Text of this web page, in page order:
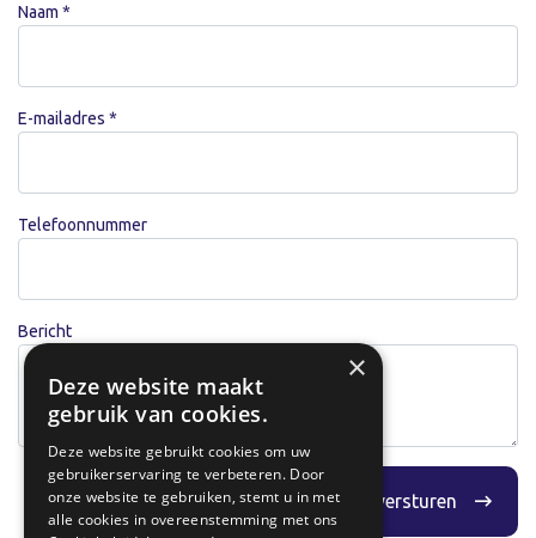
Naam *
E-mailadres *
Telefoonnummer
Bericht
Bedrijfsnaam
Bericht versturen
×
Deze website maakt
gebruik van cookies.
Deze website gebruikt cookies om uw
gebruikerservaring te verbeteren. Door
onze website te gebruiken, stemt u in met
alle cookies in overeenstemming met ons